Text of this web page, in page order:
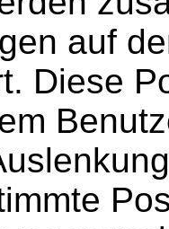
auf
Diese